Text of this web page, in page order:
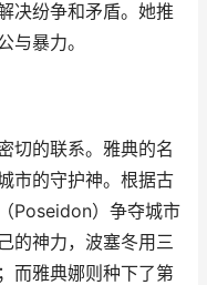
决纷争和矛盾。她推
与暴力。
切的联系。雅典的名
市的守护神。根据古
Poseidon）争夺城市
的神力，波塞冬用三
而雅典娜则种下了第